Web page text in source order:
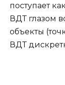
поступает
ВДТ глазом
объекты
ВДТ